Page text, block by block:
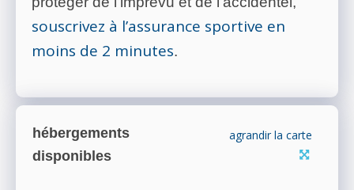
souscrivez à l’assurance sportive en
moins de 2 minutes.
hébergements
disponibles
agrandir la carte